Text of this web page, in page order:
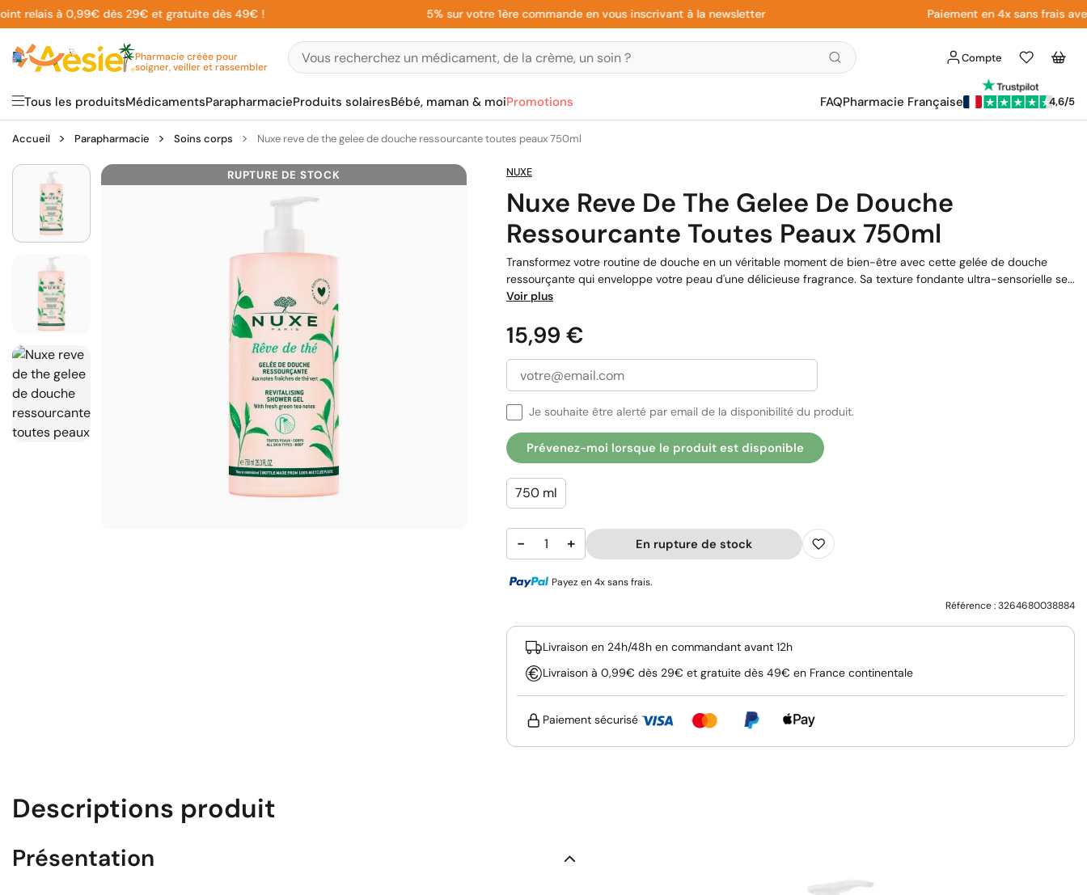
Aller
au
contenu
à 0,99€ dès 29€ et gratuite dès 49€ ! 5% sur votre 1ère commande en vous inscrivant à la newsletter Paiement en 4x sans frais avec
Pharmacie créée pour
soigner, veiller et rassembler
Compte
Liste
d'envies
Panier
Tous les produitsMédicamentsParapharmacieProduits solairesBébé, maman & moiPromotions FAQPharmacie Française 4,6/5
Accueil Parapharmacie Soins corps Nuxe reve de the gelee de douche ressourcante toutes peaux 750ml
RUPTURE DE STOCK NUXE
Nuxe Reve De The Gelee De Douche
Ressourcante Toutes Peaux 750ml
Transformez votre routine de douche en un véritable moment de bien-être avec cette gelée de douche
ressourçante qui enveloppe votre peau d'une délicieuse fragrance. Sa texture fondante ultra-sensorielle se...
Voir plus
Prix
15,99 €
Je souhaite être alerté par email de la disponibilité du produit.
Prévenez-moi lorsque le produit est disponible
750 ml
− + En rupture de stock
Payez en 4x sans frais.
Référence :3264680038884
Livraison en 24h/48h en commandant avant 12h
Livraison à 0,99€ dès 29€ et gratuite dès 49€ en France continentale
Paiement sécurisé
Descriptions produit
Présentation